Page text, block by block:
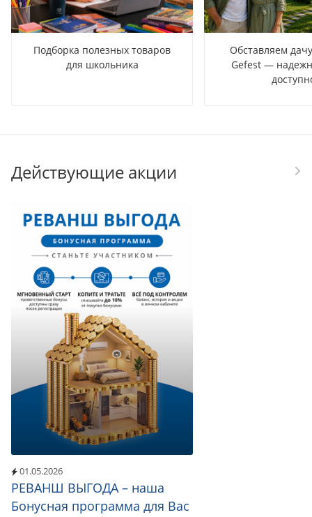
Подборка полезных товаров
для школьника
Обставляем
Gefest —
Действующие акции
01.05.2026
РЕВАНШ ВЫГОДА – наша
Бонусная программа для Вас